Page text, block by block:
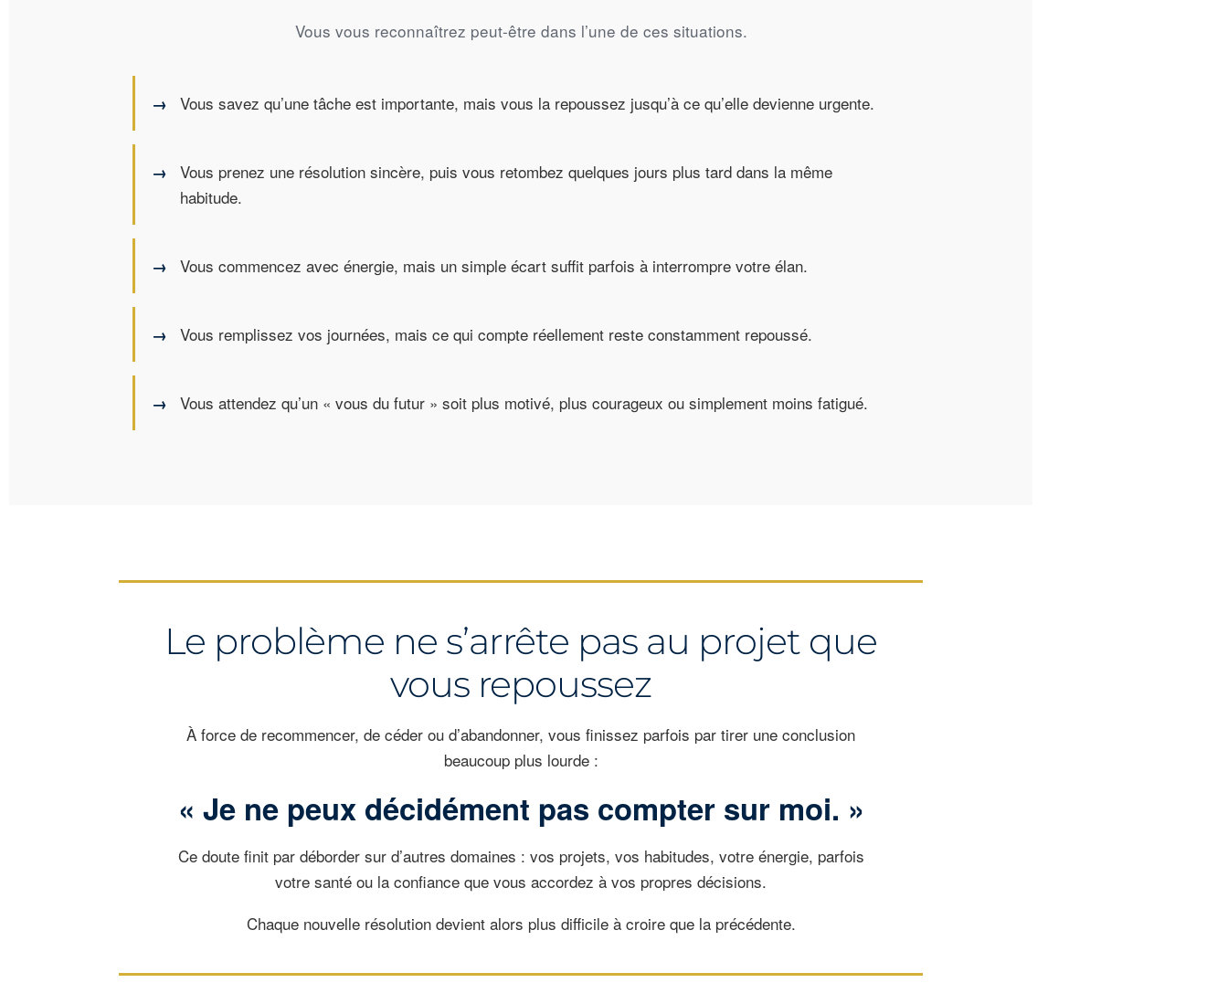
Vous vous reconnaîtrez peut-être dans l’une de ces situations.
Vous savez qu’une tâche est importante, mais vous la repoussez jusqu’à ce qu’elle devienne urgente.
Vous prenez une résolution sincère, puis vous retombez quelques jours plus tard dans la même
habitude.
Vous commencez avec énergie, mais un simple écart suffit parfois à interrompre votre élan.
Vous remplissez vos journées, mais ce qui compte réellement reste constamment repoussé.
Vous attendez qu’un « vous du futur » soit plus motivé, plus courageux ou simplement moins fatigué.
Le problème ne s’arrête pas au projet que
vous repoussez
À force de recommencer, de céder ou d’abandonner, vous finissez parfois par tirer une conclusion
beaucoup plus lourde :
« Je ne peux décidément pas compter sur moi. »
Ce doute finit par déborder sur d’autres domaines : vos projets, vos habitudes, votre énergie, parfois
votre santé ou la confiance que vous accordez à vos propres décisions.
Chaque nouvelle résolution devient alors plus difficile à croire que la précédente.